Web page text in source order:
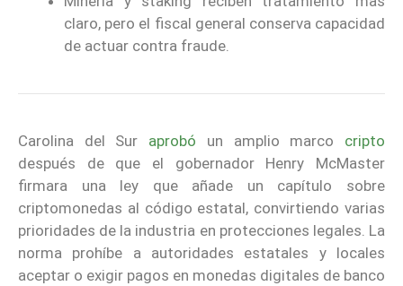
claro, pero el fiscal general conserva capacidad
de actuar contra fraude.
Carolina del Sur aprobó un amplio marco cripto
después de que el gobernador Henry McMaster
firmara una ley que añade un capítulo sobre
criptomonedas al código estatal, convirtiendo varias
prioridades de la industria en protecciones legales. La
norma prohíbe a autoridades estatales y locales
aceptar o exigir pagos en monedas digitales de banco